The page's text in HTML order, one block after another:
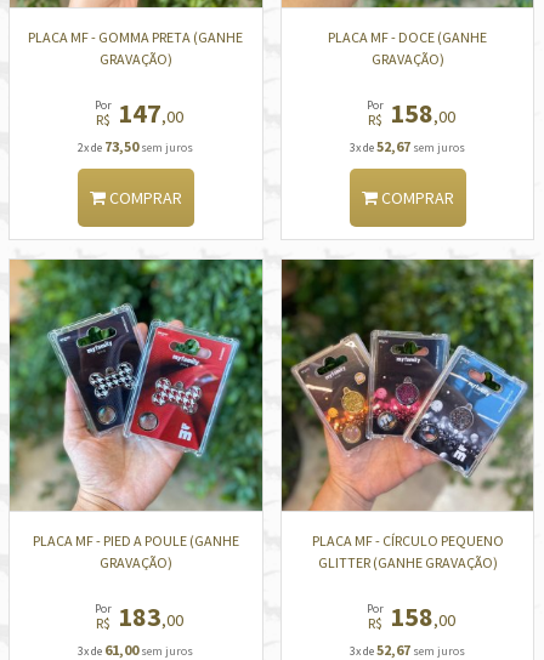
PLACA MF - GOMMA PRETA (GANHE
GRAVAÇÃO)
Por
R$ 147,00
2x de 73,50sem juros
COMPRAR
PLACA MF - DOCE (GANHE
GRAVAÇÃO)
Por
R$ 158,00
3x de52,67 sem juros
COMPRAR
PLACA MF - PIED A POULE (GANHE
GRAVAÇÃO)
Por
R$ 183,00
3x de 61,00sem juros
PLACA MF - CÍRCULO PEQUENO
GLITTER (GANHE GRAVAÇÃO)
Por
R$ 158,00
3x de52,67 sem juros